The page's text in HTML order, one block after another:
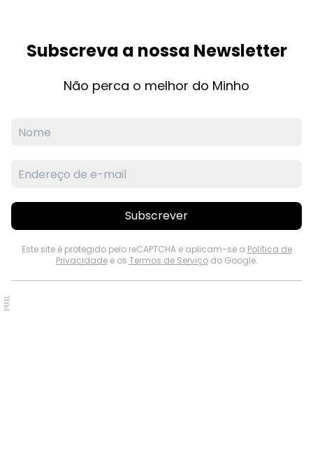
Subscreva a nossa Newsletter
Não perca o melhor do Minho
Subscrever
Este site é protegido pelo reCAPTCHA e aplicam-se a Política de
Privacidadee os Termos de Serviçodo Google.
PUB.